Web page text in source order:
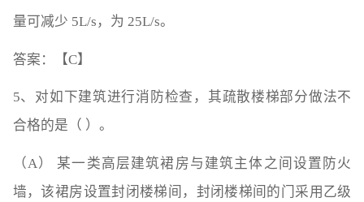
量可减少 5L/s，为 25L/s。
答案：【C】
5、对如下建筑进行消防检查，其疏散楼梯部分做法不
合格的是（ ）。
（A） 某一类高层建筑裙房与建筑主体之间设置防火
墙，该裙房设置封闭楼梯间，封闭楼梯间的门采用乙级